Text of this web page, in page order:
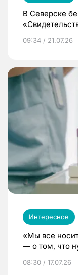
В Северске
09:34 / 21.07.26
Интересное
«Мы все
— о том, что
08:30 / 17.07.26